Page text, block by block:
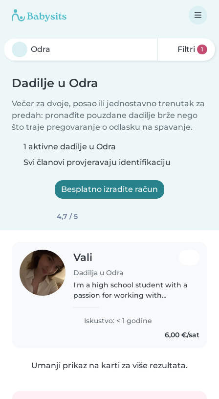
Filtri 1
Dadilje u Odra
Večer za dvoje, posao ili jednostavno trenutak za
predah: pronađite pouzdane dadilje brže nego
što traje pregovaranje o odlasku na spavanje.
1 aktivne dadilje u Odra
Svi članovi provjeravaju identifikaciju
Besplatno izradite račun
4,7 / 5
Vali
Dadilja u Odra
I'm a high school student with a
passion for working with
caring for babies, toddlers, and
preschoolers, and I'm
comfortable with pets, chores,
Iskustvo: < 1 godine
6,00 €/sat
Umanji prikaz na karti za više rezultata.